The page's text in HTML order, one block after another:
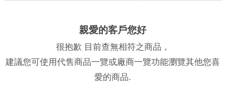
親愛的客戶您好
很抱歉 目前查無相符之商品，
建議您可使用代售商品一覽或廠商一覽功能瀏覽其他您喜
愛的商品.